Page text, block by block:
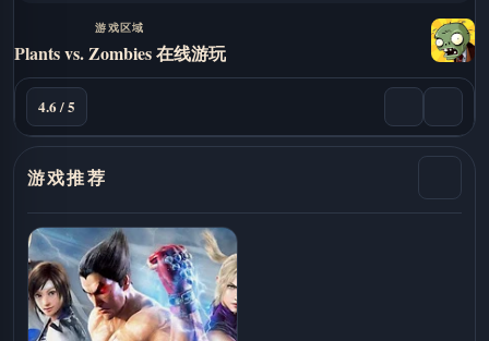
游戏区域
Plants vs. Zombies 在线游玩
4.6 / 5
游戏推荐